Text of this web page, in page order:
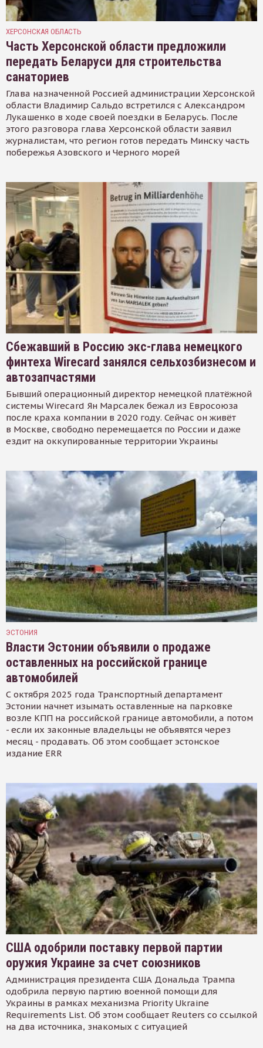
ХЕРСОНСКАЯ ОБЛАСТЬ
Часть Херсонской области предложили
передать Беларуси для строительства
санаториев
Глава назначенной Россией администрации Херсонской
области Владимир Сальдо встретился с Александром
Лукашенко в ходе своей поездки в Беларусь. После
этого разговора глава Херсонской области заявил
журналистам, что регион готов передать Минску часть
побережья Азовского и Черного морей
Сбежавший в Россию экс-глава немецкого
финтеха Wirecard занялся сельхозбизнесом и
автозапчастями
Бывший операционный директор немецкой платёжной
системы Wirecard Ян Марсалек бежал из Евросоюза
после краха компании в 2020 году. Сейчас он живёт
в Москве, свободно перемещается по России и даже
ездит на оккупированные территории Украины
ЭСТОНИЯ
Власти Эстонии объявили о продаже
оставленных на российской границе
автомобилей
С октября 2025 года Транспортный департамент
Эстонии начнет изымать оставленные на парковке
возле КПП на российской границе автомобили, а потом
- если их законные владельцы не объявятся через
месяц - продавать. Об этом сообщает эстонское
издание ERR
США одобрили поставку первой партии
оружия Украине за счет союзников
Администрация президента США Дональда Трампа
одобрила первую партию военной помощи для
Украины в рамках механизма Priority Ukraine
Requirements List. Об этом сообщает Reuters со ссылкой
на два источника, знакомых с ситуацией